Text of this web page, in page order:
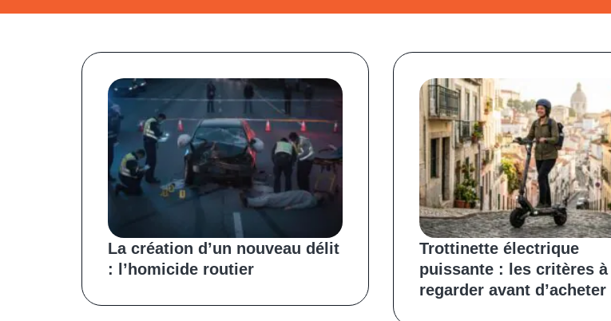
La création d’un nouveau délit
: l’homicide routier
Trottinette électrique
puissante : les critères à
regarder avant d’acheter